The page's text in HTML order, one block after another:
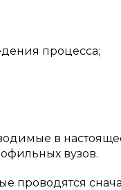
процесса;
в
вузов.
проводятся